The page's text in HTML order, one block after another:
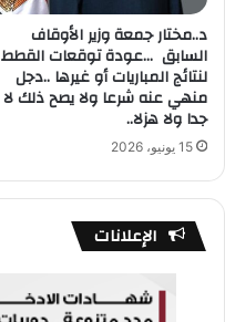
د..مختار جمعة وزير الأوقاف
السابق …عودة توقعات القطط
لنتائج المباريات أو غيرها ..دجل
منهي عنه شرعا ولا يصح ذلك لا
جدا ولا هزلا..
15 يونيو، 2026
الإعلانات